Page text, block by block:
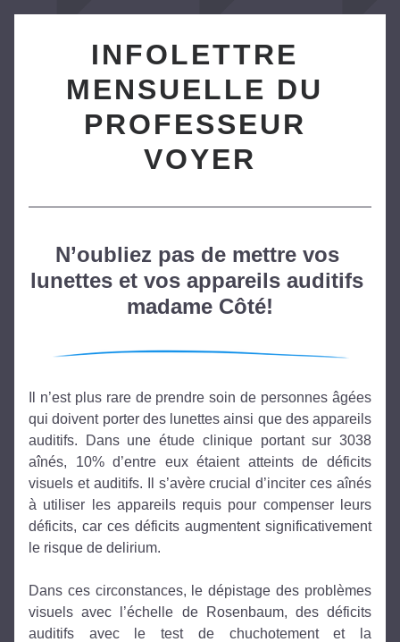
INFOLETTRE
MENSUELLE DU
PROFESSEUR
VOYER
N’oubliez pas de mettre vos
lunettes et vos appareils auditifs
madame Côté!
Il n’est plus rare de prendre soin de personnes âgées
qui doivent porter des lunettes ainsi que des appareils
auditifs. Dans une étude clinique portant sur 3038
aînés, 10% d’entre eux étaient atteints de déficits
visuels et auditifs. Il s’avère crucial d’inciter ces aînés
à utiliser les appareils requis pour compenser leurs
déficits, car ces déficits augmentent significativement
le risque de delirium.
Dans ces circonstances, le dépistage des problèmes
visuels avec l’échelle de Rosenbaum, des déficits
auditifs avec le test de chuchotement et la